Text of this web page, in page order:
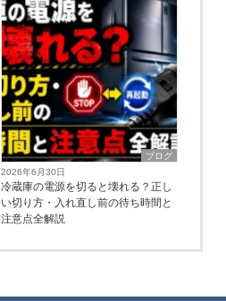
ブログ
2026年6月30日
冷蔵庫の電源を切ると壊れる？正し
い切り方・入れ直し前の待ち時間と
注意点全解説